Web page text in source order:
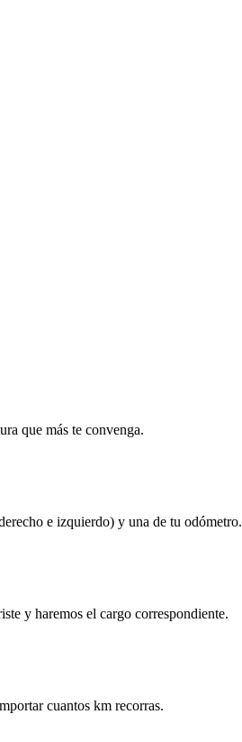
que más te convenga.
e izquierdo) y una de tu odómetro.
y haremos el cargo correspondiente.
cuantos km recorras.